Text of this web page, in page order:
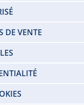
DE VENTE